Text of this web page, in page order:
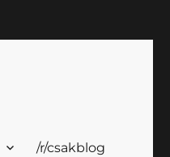
/r/csakblog